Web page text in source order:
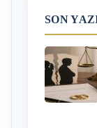
SON